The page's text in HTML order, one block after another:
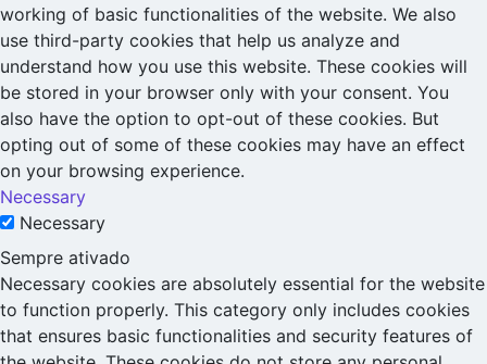
working of basic functionalities of the website. We also
use third-party cookies that help us analyze and
understand how you use this website. These cookies will
be stored in your browser only with your consent. You
also have the option to opt-out of these cookies. But
opting out of some of these cookies may have an effect
on your browsing experience.
Necessary
Necessary
Sempre ativado
Necessary cookies are absolutely essential for the website
to function properly. This category only includes cookies
that ensures basic functionalities and security features of